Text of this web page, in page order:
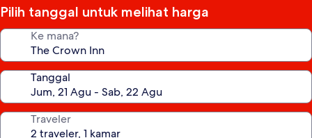
Pilih tanggal untuk melihat harga
Ke mana?
Tanggal
Traveler